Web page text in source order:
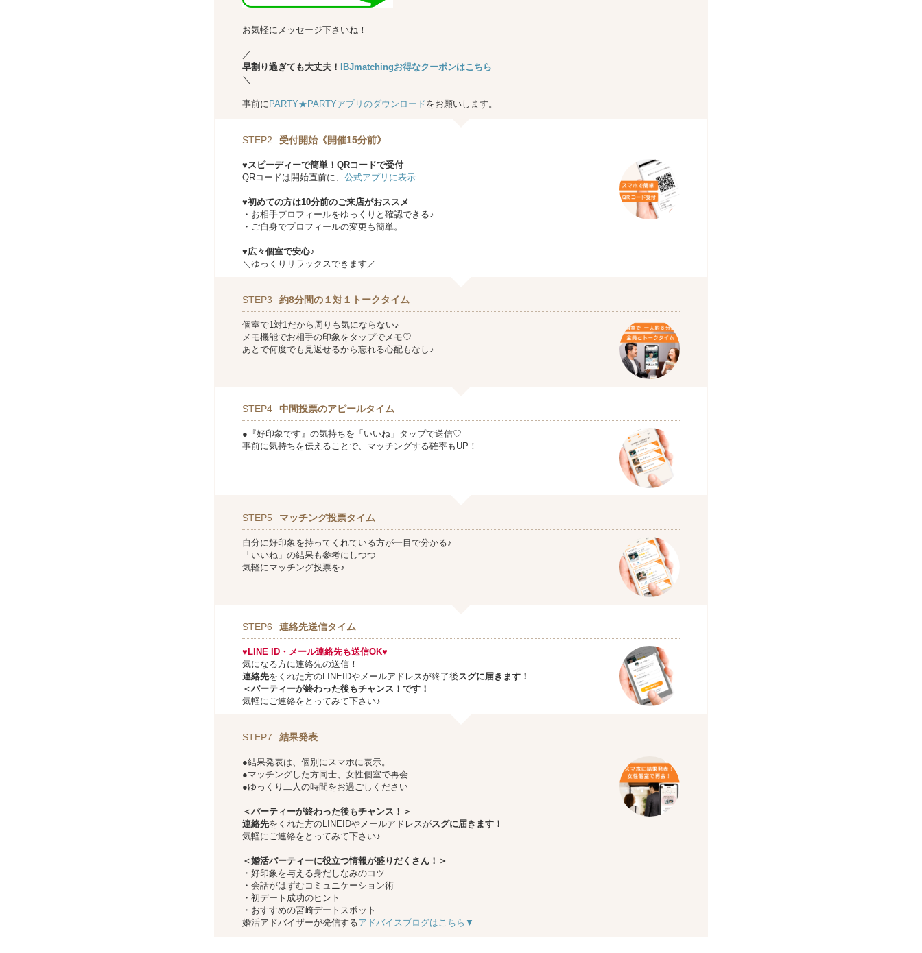
お気軽にメッセージ下さいね！
／
早割り過ぎても大丈夫！
IBJmatchingお得なクーポンはこちら
＼
事前に PARTY★PARTYアプリのダウンロードをお願いします。
STEP2 受付開始《開催15分前》
♥スピーディーで簡単！QRコードで受付
QRコードは開始直前に、 公式アプリに表示
♥初めての方は10分前のご来店がおススメ
・お相手プロフィールをゆっくりと確認できる♪
・ご自身でプロフィールの変更も簡単。
♥広々個室で安心♪
＼ゆっくりリラックスできます／
STEP3 約8分間の１対１トークタイム
個室で1対1だから周りも気にならない♪
メモ機能でお相手の印象をタップでメモ♡
あとで何度でも見返せるから忘れる心配もなし♪
STEP4 中間投票のアピールタイム
●『好印象です』の気持ちを「いいね」タップで送信♡
事前に気持ちを伝えることで、マッチングする確率もUP！
STEP5 マッチング投票タイム
自分に好印象を持ってくれている方が一目で分かる♪
「いいね」の結果も参考にしつつ
気軽にマッチング投票を♪
STEP6 連絡先送信タイム
♥LINE ID・メール連絡先も送信OK♥
気になる方に連絡先の送信！
連絡先をくれた方のLINEIDやメールアドレスが終了後スグに届きます！
＜パーティーが終わった後もチャンス！です！
気軽にご連絡をとってみて下さい♪
STEP7 結果発表
●結果発表は、個別にスマホに表示。
●マッチングした方同士、女性個室で再会
●ゆっくり二人の時間をお過ごしください
＜パーティーが終わった後もチャンス！＞
連絡先をくれた方のLINEIDやメールアドレスがスグに届きます！
気軽にご連絡をとってみて下さい♪
＜婚活パーティーに役立つ情報が盛りだくさん！＞
・好印象を与える身だしなみのコツ
・会話がはずむコミュニケーション術
・初デート成功のヒント
・おすすめの宮崎デートスポット
婚活アドバイザーが発信するアドバイスブログはこちら▼